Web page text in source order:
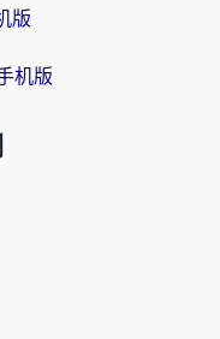
版
机版